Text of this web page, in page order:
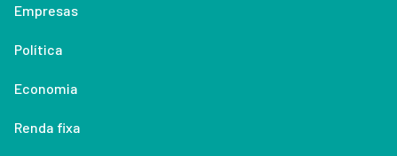
Empresas
Política
Economia
Renda fixa